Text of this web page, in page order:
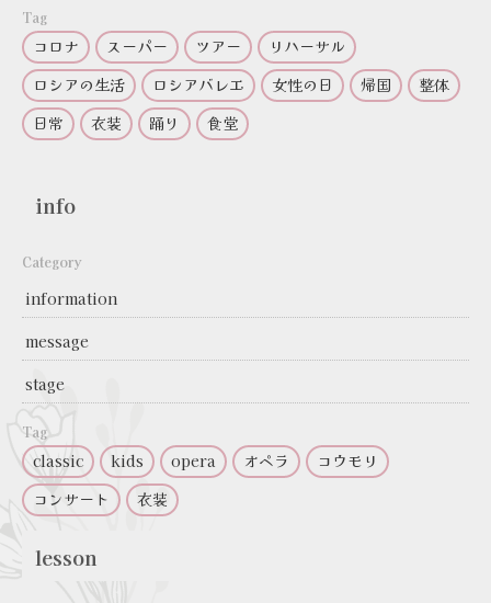
Tag
コロナ スーパー ツアー
リハーサル
ロシアの生活
ロシアバレエ 女性の日 帰国
整体
日常
衣装 踊り 食堂
info
Category
information
message
stage
Tag
classic kids opera オペラ
コウモリ
コンサート
衣装
lesson